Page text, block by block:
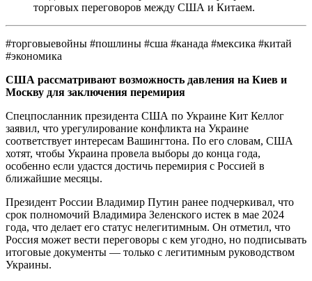
торговых переговоров между США и Китаем.
#торговыевойны #пошлины #сша #канада #мексика #китай
#экономика
США рассматривают возможность давления на Киев и
Москву для заключения перемирия
Спецпосланник президента США по Украине Кит Келлог
заявил, что урегулирование конфликта на Украине
соответствует интересам Вашингтона. По его словам, США
хотят, чтобы Украина провела выборы до конца года,
особенно если удастся достичь перемирия с Россией в
ближайшие месяцы.
Президент России Владимир Путин ранее подчеркивал, что
срок полномочий Владимира Зеленского истек в мае 2024
года, что делает его статус нелегитимным. Он отметил, что
Россия может вести переговоры с кем угодно, но подписывать
итоговые документы — только с легитимным руководством
Украины.